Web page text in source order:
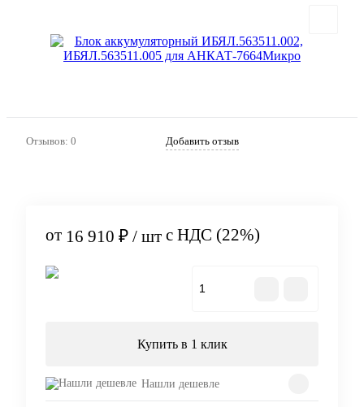
Отзывов: 0 Добавить отзыв
от 16 910 ₽ / шт с НДС (22%)
Купить в 1 клик
Нашли дешевле